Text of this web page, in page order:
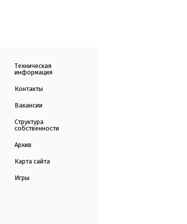
Техническая
информация
Контакты
Вакансии
Структура
собственности
Архив
Карта сайта
Игры